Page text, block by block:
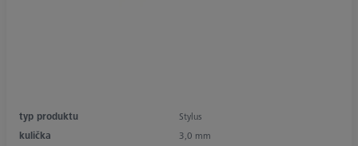
typ produktu
Stylus
kulička
3,0 mm